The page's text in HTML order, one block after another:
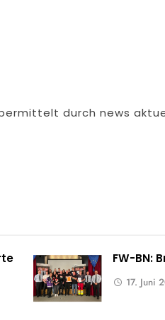
durch news
FW-BN:
17. Juni